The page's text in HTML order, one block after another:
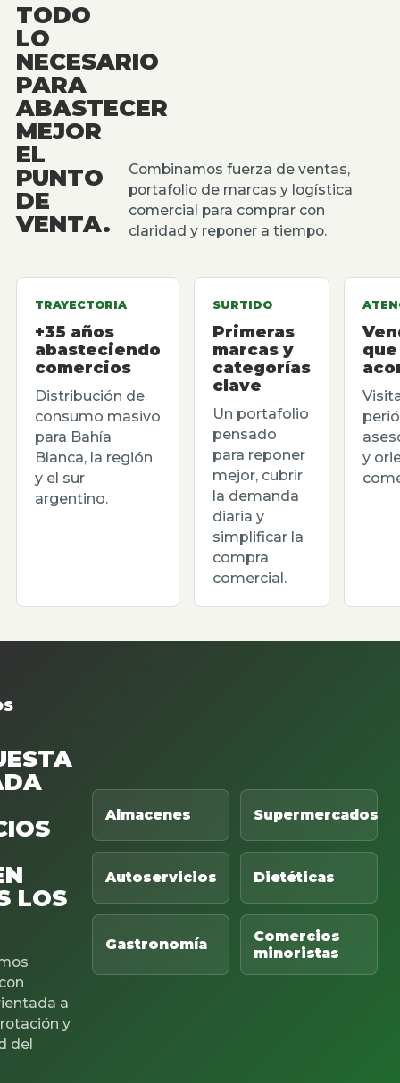
TODO
LO
NECESARIO
PARA
ABASTECER
MEJOR
EL
PUNTO
DE
VENTA.
Combinamos fuerza de ventas,
portafolio de marcas y logística
comercial para comprar con
claridad y reponer a tiempo.
TRAYECTORIA
+35 años
abasteciendo
comercios
Distribución de
consumo masivo
para Bahía
Blanca, la región
y el sur
argentino.
SURTIDO
Primeras
marcas y
categorías
clave
Un portafolio
pensado
para reponer
mejor, cubrir
la demanda
diaria y
simplificar la
compra
comercial.
que
y
LOS
a
y
del
Almacenes Supermercados
Autoservicios Dietéticas
Gastronomía
Comercios
minoristas